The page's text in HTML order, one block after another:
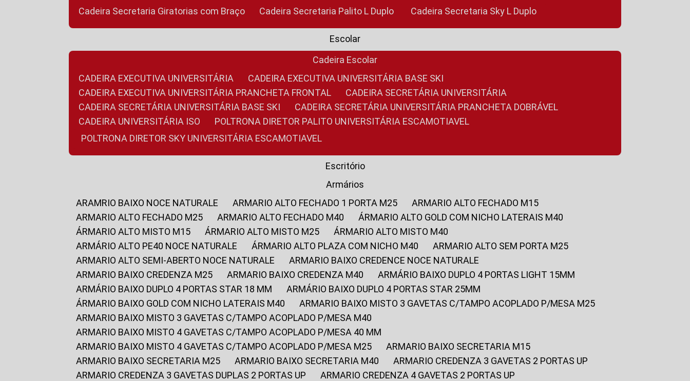
Cadeira Secretaria Giratorias com Braço
Cadeira Secretaria Palito L Duplo Cadeira Secretaria Sky L Duplo
Escolar
Cadeira Escolar
CADEIRA EXECUTIVA UNIVERSITÁRIA
CADEIRA EXECUTIVA UNIVERSITÁRIA BASE SKI
CADEIRA EXECUTIVA UNIVERSITÁRIA PRANCHETA FRONTAL
CADEIRA SECRETÁRIA UNIVERSITÁRIA
CADEIRA SECRETÁRIA UNIVERSITÁRIA BASE SKI
CADEIRA SECRETÁRIA UNIVERSITÁRIA PRANCHETA DOBRÁVEL
CADEIRA UNIVERSITÁRIA ISO
POLTRONA DIRETOR PALITO UNIVERSITÁRIA ESCAMOTIAVEL
POLTRONA DIRETOR SKY UNIVERSITÁRIA ESCAMOTIAVEL
Escritório
Armários
ARAMRIO BAIXO NOCE NATURALE
ARMARIO ALTO FECHADO 1 PORTA M25
ARMARIO ALTO FECHADO M15
ARMARIO ALTO FECHADO M25
ARMARIO ALTO FECHADO M40
ÁRMARIO ALTO GOLD COM NICHO LATERAIS M40
ÁRMARIO ALTO MISTO M15
ÁRMARIO ALTO MISTO M25
ÁRMARIO ALTO MISTO M40
ARMÁRIO ALTO PE40 NOCE NATURALE
ÁRMARIO ALTO PLAZA COM NICHO M40
ARMARIO ALTO SEM PORTA M25
ARMARIO ALTO SEMI-ABERTO NOCE NATURALE
ARMARIO BAIXO CREDENCE NOCE NATURALE
ARMARIO BAIXO CREDENZA M25
ARMARIO BAIXO CREDENZA M40
ARMÁRIO BAIXO DUPLO 4 PORTAS LIGHT 15MM
ARMÁRIO BAIXO DUPLO 4 PORTAS STAR 18 MM
ARMÁRIO BAIXO DUPLO 4 PORTAS STAR 25MM
ÁRMARIO BAIXO GOLD COM NICHO LATERAIS M40
ARMARIO BAIXO MISTO 3 GAVETAS C/TAMPO ACOPLADO P/MESA M25
ARMARIO BAIXO MISTO 3 GAVETAS C/TAMPO ACOPLADO P/MESA M40
ARMARIO BAIXO MISTO 4 GAVETAS C/TAMPO ACOPLADO P/MESA 40 MM
ARMARIO BAIXO MISTO 4 GAVETAS C/TAMPO ACOPLADO P/MESA M25
ARMARIO BAIXO SECRETARIA M15
ARMARIO BAIXO SECRETARIA M25
ARMARIO BAIXO SECRETARIA M40
ARMARIO CREDENZA 3 GAVETAS 2 PORTAS UP
ARMARIO CREDENZA 3 GAVETAS DUPLAS 2 PORTAS UP
ARMARIO CREDENZA 4 GAVETAS 2 PORTAS UP